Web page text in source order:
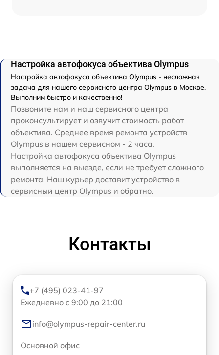
Настройка автофокуса объектива Olympus
Настройка автофокуса объектива Olympus - несложная
задача для нашего сервисного центра Olympus в Москве.
Выполним быстро и качественно!
Позвоните нам и наш сервисного центра
проконсультирует и озвучит стоимость работ
объектива. Среднее время ремонта устройств
Olympus в нашем сервисном - 2 часа.
Настройка автофокуса объектива Olympus
выполняется на выезде, если не требует сложного
ремонта. Наш курьер доставит устройство в
сервисный центр Olympus и обратно.
Контакты
+7 (495) 023-41-97
Ежедневно с 9:00 до 21:00
info@olympus-repair-center.ru
Основной офис